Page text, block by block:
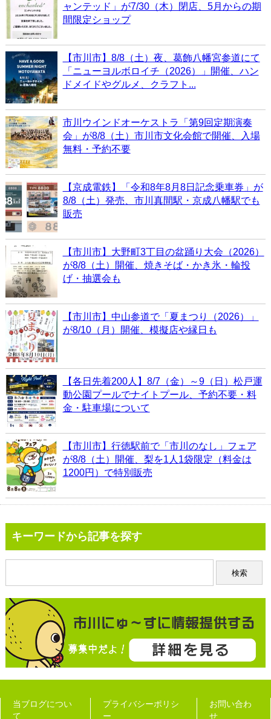
ャンテッド」が7/30（木）閉店、5月からの期
間限定ショップ
【市川市】8/8（土）夜、葛飾八幡宮参道にて
「ニューヨルボロイチ（2026）」開催、ハン
ドメイドやグルメ、クラフト...
市川ウインドオーケストラ「第9回定期演奏
会」が8/8（土）市川市文化会館で開催、入場
無料・予約不要
【京成電鉄】「令和8年8月8日記念乗車券」が
8/8（土）発売、市川真間駅・京成八幡駅でも
販売
【市川市】大野町3丁目の盆踊り大会（2026）
が8/8（土）開催、焼きそば・かき氷・輪投
げ・抽選会も
【市川市】中山参道で「夏まつり（2026）」
が8/10（月）開催、模擬店や縁日も
【各日先着200人】8/7（金）～9（日）松戸運
動公園プールでナイトプール、予約不要・料
金・駐車場について
【市川市】行徳駅前で「市川のなし」フェア
が8/8（土）開催、梨を1人1袋限定（料金は
1200円）で特別販売
キーワードから記事を探す
当ブログについ
て
プライバシーポリシ
ー
お問い合わ
せ